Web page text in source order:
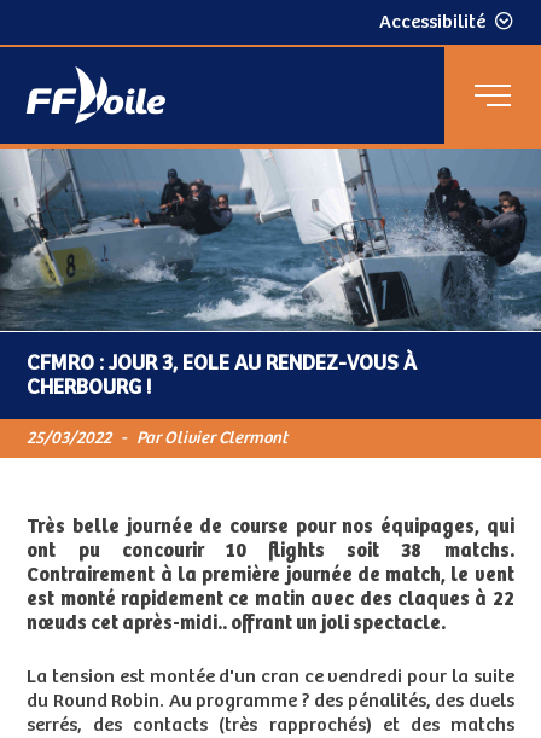
Accessibilité
CFMRO : JOUR 3, EOLE AU RENDEZ-VOUS À
CHERBOURG !
25/03/2022 - Par Olivier Clermont
Très belle journée de course pour nos équipages, qui
ont pu concourir 10 flights soit 38 matchs.
Contrairement à la première journée de match, le vent
est monté rapidement ce matin avec des claques à 22
nœuds cet après-midi.. offrant un joli spectacle.
La tension est montée d'un cran ce vendredi pour la suite
du Round Robin. Au programme ? des pénalités, des duels
serrés, des contacts (très rapprochés) et des matchs